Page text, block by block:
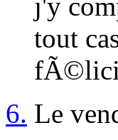
tout
6. Le